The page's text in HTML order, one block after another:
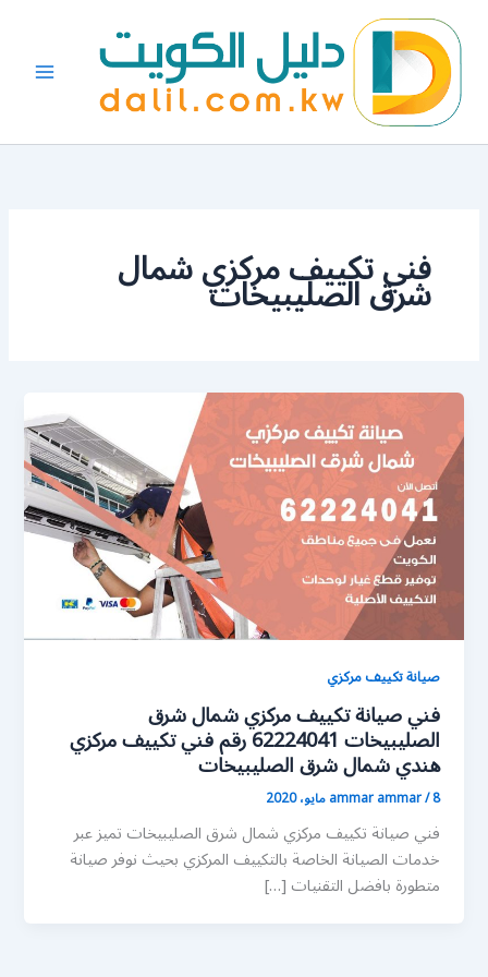
المحتوى
فني تكييف مركزي شمال
شرق الصليبيخات
صيانة تكييف مركزي
فني صيانة تكييف مركزي شمال شرق
الصليبيخات 62224041 رقم فني تكييف مركزي
هندي شمال شرق الصليبيخات
ammar ammar/8 مايو، 2020
فني صيانة تكييف مركزي شمال شرق الصليبيخات تميز عبر
خدمات الصيانة الخاصة بالتكييف المركزي بحيث نوفر صيانة
متطورة بافضل التقنيات […]